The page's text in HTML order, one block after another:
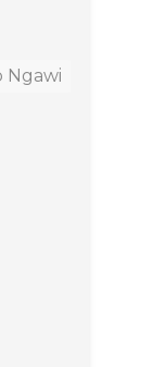
Ngawi